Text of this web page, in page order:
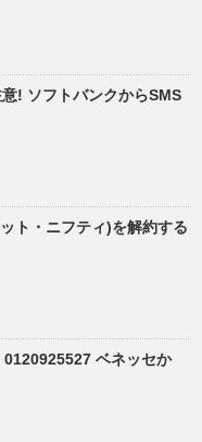
! ソフトバンクからSMS
ト・ニフティ)を解約する
0120925527 ベネッセか